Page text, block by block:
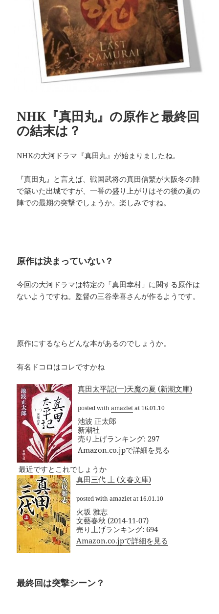
NHK『真田丸』の原作と最終回
の結末は？
NHKの大河ドラマ『真田丸』が始まりましたね。
『真田丸』と言えば、戦国武将の真田信繁が大阪冬の陣
で築いた出城ですが、一番の盛り上がりはその後の夏の
陣での最期の突撃でしょうか。楽しみですね。
原作は決まっていない？
今回の大河ドラマは特定の「真田幸村」に関する原作は
ないようですね。監督の三谷幸喜さんが作るようです。
原作にするならどんな本があるのでしょうか。
有名ドコロはコレですかね
真田太平記(一)天魔の夏 (新潮文庫)
posted withamazletat 16.01.10
池波 正太郎
新潮社
売り上げランキング: 297
Amazon.co.jpで詳細を見る
最近ですとこれでしょうか
真田三代 上 (文春文庫)
posted withamazletat 16.01.10
火坂 雅志
文藝春秋 (2014-11-07)
売り上げランキング: 694
Amazon.co.jpで詳細を見る
最終回は突撃シーン？